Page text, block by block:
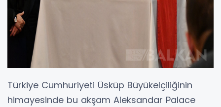
Türkiye Cumhuriyeti Üsküp Büyükelçiliğinin
himayesinde bu akşam Aleksandar Palace